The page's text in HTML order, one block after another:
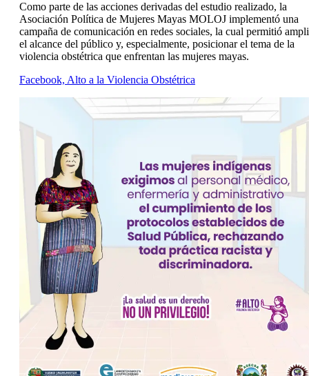
Como parte de las acciones derivadas del estudio realizado, la
Asociación Política de Mujeres Mayas MOLOJ implementó una
campaña de comunicación en redes sociales, la cual permitió
el alcance del público y, especialmente, posicionar el tema de la
violencia obstétrica que enfrentan las mujeres mayas.
Facebook, Alto a la Violencia Obstétrica